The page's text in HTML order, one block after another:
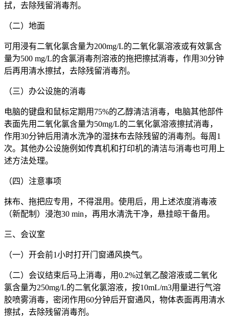
拭，去除残留消毒剂。
（二）地面
可用浸有二氧化氯含量为200mg/L的二氧化氯溶液或有效氯含
量为500 mg/L的含氯消毒剂溶液的拖把擦拭消毒，作用30分钟
后再用清水擦拭，去除残留消毒剂。
（三）办公设施的消毒
电脑的键盘和鼠标定期用75%的乙醇清洁消毒，电脑其他部件
表面先用二氧化氯含量为50mg/L的二氧化氯溶液擦拭消毒，
作用30分钟后用清水洗净的湿抹布去除残留的消毒剂。每周1
次。其他办公设施例如传真机和打印机的清洁与消毒也可用上
述方法处理。
（四）注意事项
抹布、拖把应专用，不得混用。使用后，用上述浓度消毒液
（新配制）浸泡30 min，再用水清洗干净，悬挂晾干备用。
三、会议室
（一）开会前1小时打开门窗通风换气。
（二）会议结束后马上消毒，用0.2%过氧乙酸溶液或二氧化
氯含量为250mg/L的二氧化氯溶液，按10mL/m3用量进行气溶
胶喷雾消毒，密闭作用60分钟后开窗通风，物体表面再用清水
擦拭，去除残留消毒剂。